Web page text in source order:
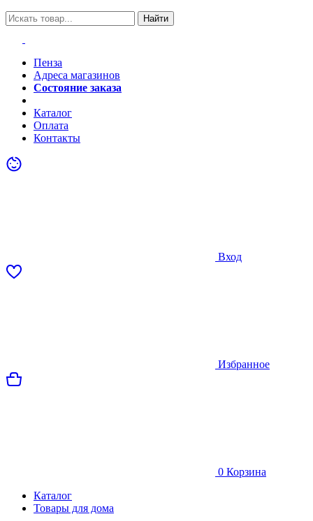
Найти
Пенза
Адреса магазинов
Состояние заказа
Каталог
Оплата
Контакты
Вход
Избранное
0 Корзина
Каталог
Товары для дома